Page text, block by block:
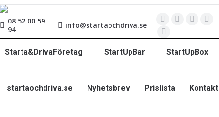
08 52 00 59
94
info@startaochdriva.se
Starta&DrivaFöretag StartUpBar StartUpBox
startaochdriva.se Nyhetsbrev Prislista Kontakt